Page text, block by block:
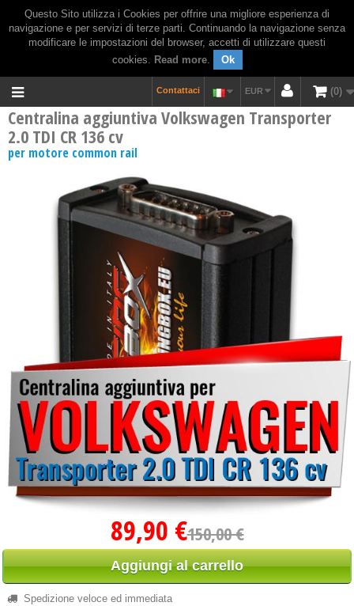
Questo Sito utilizza i Cookies per offrire una migliore esperienza di
navigazione e per servizi di terze parti. Continuando la navigazione senza
modificare le impostazioni del browser, accetti di utilizzare questi
cookies. Read more. Ok
0
EUR
Contattaci
Centralina aggiuntiva Volkswagen Transporter
2.0 TDI CR 136 cv
per motore common rail
89,90 €150,00 €
Aggiungi al carrello
Spedizione veloce ed immediata